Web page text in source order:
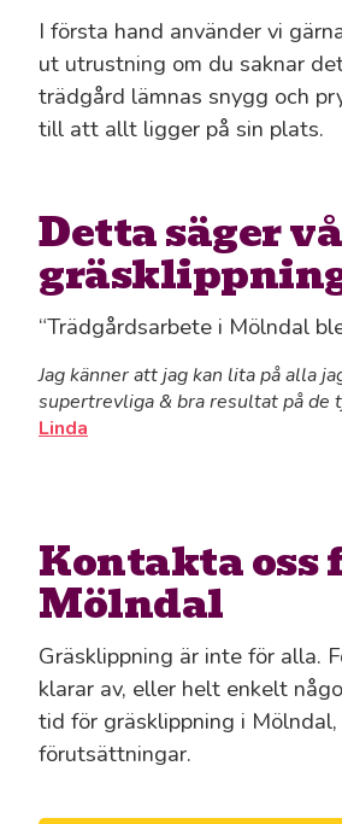
I första hand använder vi
ut utrustning om du saknar
trädgård lämnas snygg och
till att allt ligger på sin plats.
Detta säger
“Trädgårdsarbete i Mölndal
Jag känner att jag kan lita på alla
supertrevliga & bra resultat på de
Linda
Kontakta
Mölndal
Gräsklippning är inte för alla.
klarar av, eller helt enkelt
tid för gräsklippning i
förutsättningar.